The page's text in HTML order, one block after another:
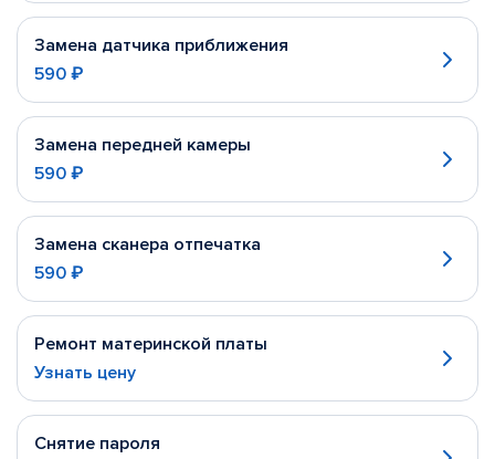
Замена датчика приближения
590 ₽
Замена передней камеры
590 ₽
Замена сканера отпечатка
590 ₽
Ремонт материнской платы
Узнать цену
Снятие пароля